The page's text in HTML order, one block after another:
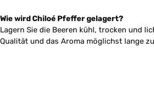
Wie wird Chiloé Pfeffer gelagert?
Lagern Sie die Beeren kühl, trocken und
Qualität und das Aroma möglichst lange